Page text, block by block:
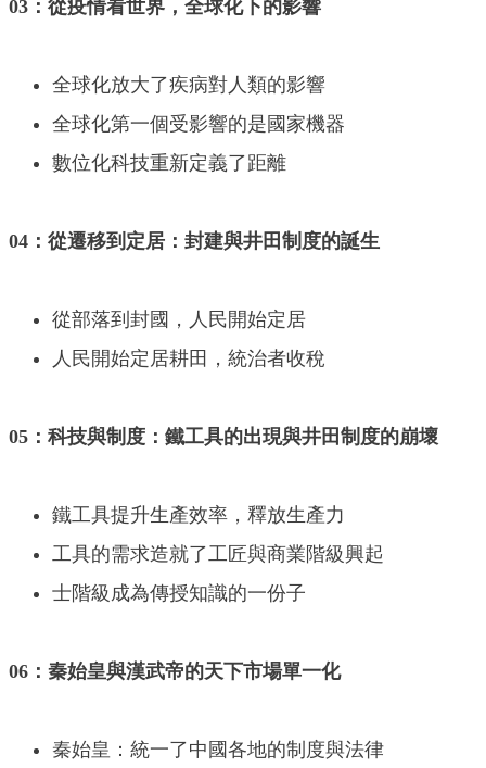
03：從疫情看世界，全球化下的影響
全球化放大了疾病對人類的影響
全球化第一個受影響的是國家機器
數位化科技重新定義了距離
04：從遷移到定居：封建與井田制度的誕生
從部落到封國，人民開始定居
人民開始定居耕田，統治者收稅
05：科技與制度：鐵工具的出現與井田制度的崩壞
鐵工具提升生產效率，釋放生產力
工具的需求造就了工匠與商業階級興起
士階級成為傳授知識的一份子
06：秦始皇與漢武帝的天下市場單一化
秦始皇：統一了中國各地的制度與法律